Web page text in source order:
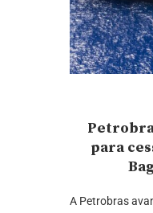
para
A Petrobras